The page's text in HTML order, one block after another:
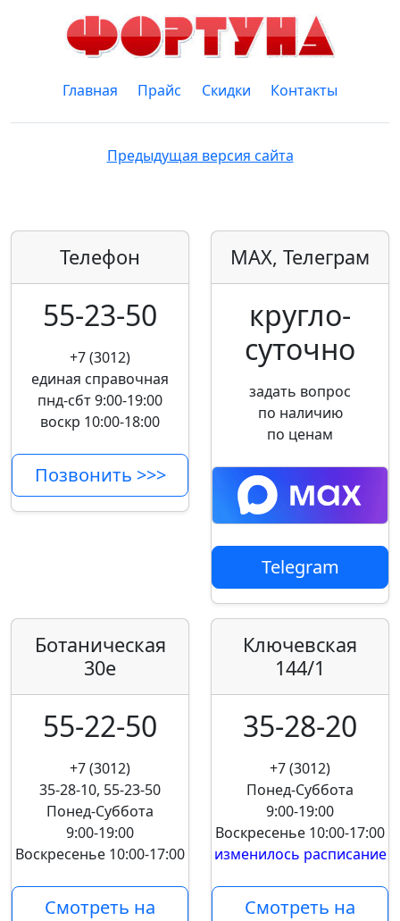
Главная Прайс Скидки Контакты
Предыдущая версия сайта
Телефон
55-23-50
+7 (3012)
единая справочная
пнд-сбт 9:00-19:00
воскр 10:00-18:00
Позвонить >>>
MAX, Телеграм
кругло­
суточно
задать вопрос
по наличию
по ценам
Telegram
Ботаническая
30е
55-22-50
+7 (3012)
35-28-10, 55-23-50
Понед-Суббота
9:00-19:00
Воскресенье 10:00-17:00
Смотреть на
Ключевская
144/1
35-28-20
+7 (3012)
Понед-Суббота
9:00-19:00
Воскресенье 10:00-17:00
изменилось расписание
Смотреть на